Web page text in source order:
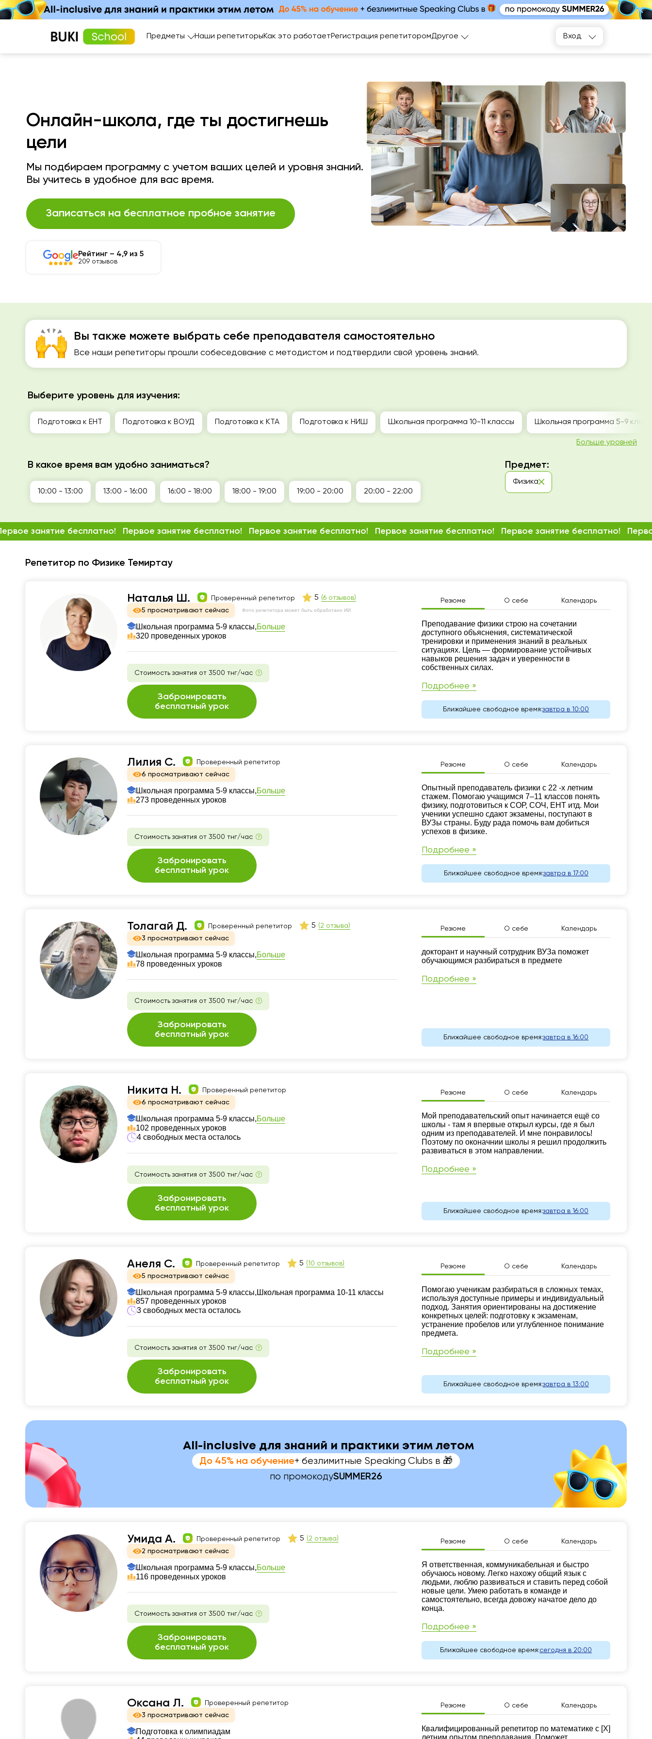
Предметы Наши репетиторыКак это работаетРегистрация репетиторомДругое Вход
Репетитор по Физике Темиртау
Наталья Ш. Проверенный репетитор 5 (6 отзывов)
5 просматривают сейчас
Фото репетитора может быть обработано ИИ
Школьная программа 5-9 классы,Больше
320 проведенных уроков
Стоимость занятия от 3500 тнг/час
Забронировать
бесплатный урок
Резюме О себе Календарь
Резюме
Преподавание физики строю на сочетании
доступного объяснения, систематической
тренировки и применения знаний в реальных
ситуациях. Цель — формирование устойчивых
навыков решения задач и уверенности в
собственных силах.
Подробнее »
Ближайшее свободное время:завтра в 10:00
Лилия С.
Проверенный репетитор
6 просматривают сейчас
Школьная программа 5-9 классы,Больше
273 проведенных уроков
Стоимость занятия от 3500 тнг/час
Забронировать
бесплатный урок
Резюме О себе Календарь
Резюме
Опытный преподаватель физики с 22 -х летним
стажем. Помогаю учащимся 7–11 классов понять
физику, подготовиться к СОР, СОЧ, ЕНТ итд. Мои
ученики успешно сдают экзамены, поступают в
ВУЗы страны. Буду рада помочь вам добиться
успехов в физике.
Подробнее »
Ближайшее свободное время:завтра в 17:00
Толагай Д. Проверенный репетитор 5 (2 отзыва)
3 просматривают сейчас
Школьная программа 5-9 классы,Больше
78 проведенных уроков
Стоимость занятия от 3500 тнг/час
Забронировать
бесплатный урок
Резюме О себе Календарь
Резюме
докторант и научный сотрудник ВУЗа поможет
обучающимся разбираться в предмете
Подробнее »
Ближайшее свободное время:завтра в 16:00
Никита Н.
Проверенный репетитор
6 просматривают сейчас
Школьная программа 5-9 классы,Больше
102 проведенных уроков
4 свободных места осталось
Стоимость занятия от 3500 тнг/час
Забронировать
бесплатный урок
Резюме О себе Календарь
Резюме
Мой преподавательский опыт начинается ещё со
школы - там я впервые открыл курсы, где я был
одним из преподавателей. И мне понравилось!
Поэтому по оконачнии школы я решил продолжить
развиваться в этом направлении.
Подробнее »
Ближайшее свободное время:завтра в 16:00
Анеля С. Проверенный репетитор 5 (10 отзывов)
5 просматривают сейчас
Школьная программа 5-9 классы, Школьная программа 10-11 классы
857 проведенных уроков
3 свободных места осталось
Стоимость занятия от 3500 тнг/час
Забронировать
бесплатный урок
Резюме О себе Календарь
Резюме
Помогаю ученикам разбираться в сложных темах,
используя доступные примеры и индивидуальный
подход. Занятия ориентированы на достижение
конкретных целей: подготовку к экзаменам,
устранение пробелов или углубленное понимание
предмета.
Подробнее »
Ближайшее свободное время:завтра в 13:00
All-inclusive для знаний и практики этим летом
До 45% на обучение+ безлимитные Speaking Clubs в 🎁
по промокодуSUMMER26
Умида А. Проверенный репетитор 5 (2 отзыва)
2 просматривают сейчас
Школьная программа 5-9 классы,Больше
116 проведенных уроков
Стоимость занятия от 3500 тнг/час
Забронировать
бесплатный урок
Резюме О себе Календарь
Резюме
Я ответственная, коммуникабельная и быстро
обучаюсь новому. Легко нахожу общий язык с
людьми, люблю развиваться и ставить перед собой
новые цели. Умею работать в команде и
самостоятельно, всегда довожу начатое дело до
конца.
Подробнее »
Ближайшее свободное время:сегодня в 20:00
Оксана Л.
Проверенный репетитор
3 просматривают сейчас
Подготовка к олимпиадам
Резюме О себе Календарь
Резюме
Квалифицированный репетитор по математике с [X]
летним опытом преподавания. Поможет
занятие бесплатно! Первое занятие бесплатно! Первое занятие бесплатно! Первое занятие бесплатно! Первое занятие бесплатно!
Вы также можете выбрать себе преподавателя самостоятельно
Все наши репетиторы прошли собеседование с методистом и подтвердили свой уровень знаний.
Выберите уровень для изучения:
Подготовка к ЕНТ Подготовка к ВОУД Подготовка к КТА Подготовка к НИШ Школьная программа 10-11 классы Школьная программа 5-9
Больше уровней
В какое время вам удобно заниматься?
10:00 - 13:00 13:00 - 16:00 16:00 - 18:00 18:00 - 19:00 19:00 - 20:00 20:00 - 22:00
Предмет:
Физика
Онлайн-школа, где ты достигнешь
цели
Мы подбираем программу с учетом ваших целей и уровня знаний.
Вы учитесь в удобное для вас время.
Записаться на бесплатное пробное занятие
Рейтинг – 4,9 из 5
209 отзывов
Подобрать